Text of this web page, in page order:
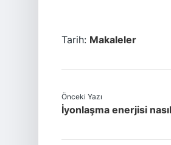
Tarih: Makaleler
Önceki Yazı
İyonlaşma enerjisi